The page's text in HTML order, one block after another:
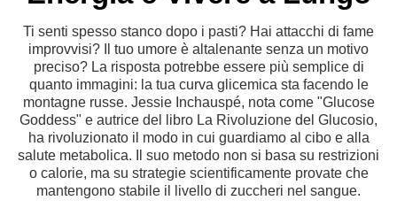
Ti senti spesso stanco dopo i pasti? Hai attacchi di fame
improvvisi? Il tuo umore è altalenante senza un motivo
preciso? La risposta potrebbe essere più semplice di
quanto immagini: la tua curva glicemica sta facendo le
montagne russe. Jessie Inchauspé, nota come "Glucose
Goddess" e autrice del libro La Rivoluzione del Glucosio,
ha rivoluzionato il modo in cui guardiamo al cibo e alla
salute metabolica. Il suo metodo non si basa su restrizioni
o calorie, ma su strategie scientificamente provate che
mantengono stabile il livello di zuccheri nel sangue.